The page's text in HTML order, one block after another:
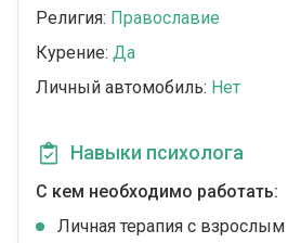
Религия: Православие
Курение: Да
Личный автомобиль: Нет
Навыки психолога
С кем необходимо работать:
Личная терапия с взрослым